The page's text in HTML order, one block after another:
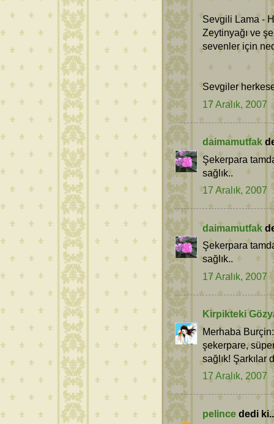
Sevgili Lama -
Zeytinyağı ve
sevenler için
Sevgiler
17 Aralık, 2007
daimamutfak
Şekerpara
sağlık..
17 Aralık, 2007
daimamutfak
Şekerpara
sağlık..
17 Aralık, 2007
Kirpikteki
Merhaba
şekerpare,
sağlık! Şarkılar
17 Aralık, 2007
pelince dedi